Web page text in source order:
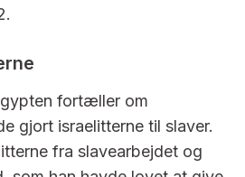
fortæller om
gjort israelitterne til slaver.
fra slavearbejdet og